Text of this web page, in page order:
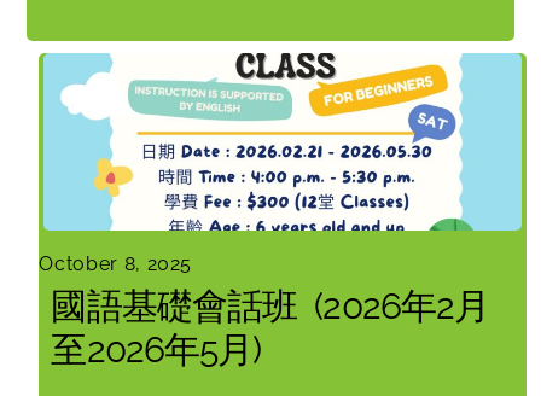
October 8, 2025
國語基礎會話班 (2026年2月
至2026年5月)